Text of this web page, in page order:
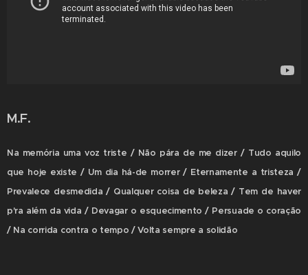
M.F.
Na memória uma voz triste / Não pára de me dizer / Tudo aquilo
que hoje existe / Um dia há-de morrer / Eternamente a tristeza /
Prevalece desmedida / Qualquer coisa de beleza / Tem de haver
p'ra além da vida / Devagar o esquecimento / Persuade o coração
/ Na corrida contra o tempo / Volta sempre a solidão